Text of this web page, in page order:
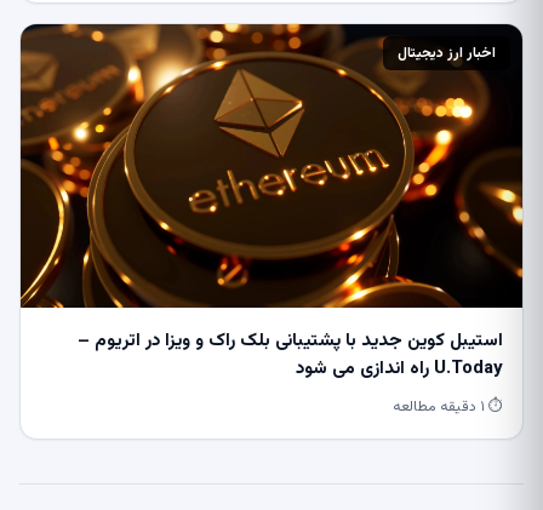
اخبار ارز دیجیتال
استیبل کوین جدید با پشتیبانی بلک راک و ویزا در اتریوم –
U.Today راه اندازی می شود
⏱ ۱ دقیقه مطالعه